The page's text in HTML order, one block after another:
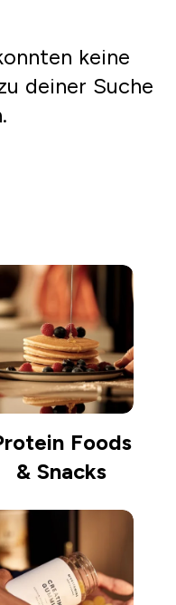
keine
deiner Suche
Foods
& Snacks